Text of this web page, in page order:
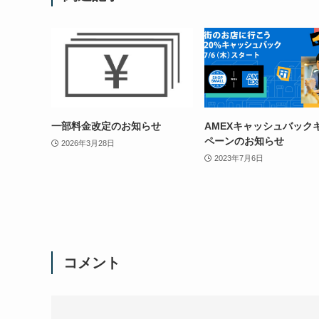
一部料金改定のお知らせ
2026年3月28日
AMEXキャッシュバック
ペーンのお知らせ
2023年7月6日
コメント